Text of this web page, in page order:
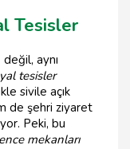
Tesisler
aynı
tesisler
sivile açık
de şehri ziyaret
Peki, bu
mekanları